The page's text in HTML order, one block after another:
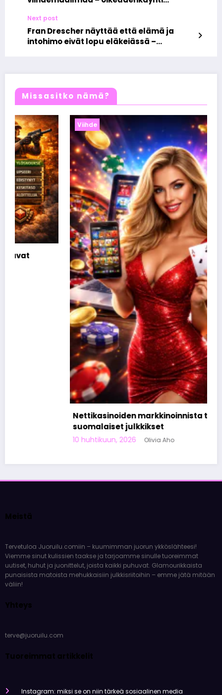
julkkisstatuksen takaa
Next post
Fran Drescher näyttää että elämä ja
intohimo eivät lopu eläkeiässä –
Missasitko nämä?
Viihde
Nettikasinoiden markkinoinnista tunnetut
suomalaiset julkkikset
10 huhtikuun, 2026 Olivia Aho
Meistä
Tervetuloa Juoruilu.comiin – kuumimman juorun ykköslähteesi!
Viemme sinut kulissien taakse ja tarjoamme sinulle tuoreimmat
uutiset, huhut ja juonittelut, joista kaikki puhuvat. Glamourikkaista
punaisista matoista mehukkaisiin julkkisriitoihin – emme jätä mitään
väliin!
Yhteys
terve@juoruilu.com
Tuoreimmat artikkelit
Instagram: miksi se on niin tärkeä sosiaalinen media